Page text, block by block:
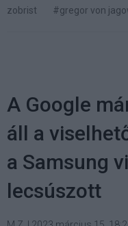
zobrist
#gregor von
A Google
áll a
a Samsung
lecsúszott